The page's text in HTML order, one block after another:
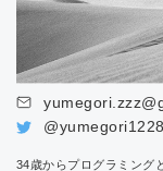
@yumegori1228
34歳からプログラミング